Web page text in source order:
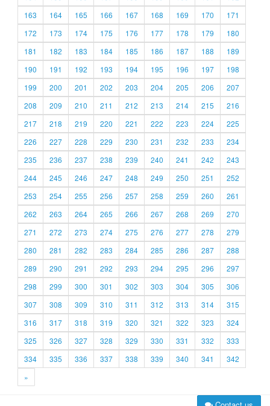
163
164 165 166 167 168 169 170
171
172
173 174 175 176 177 178 179
180
181
182 183 184 185 186 187 188
189
190
191 192 193 194 195 196 197
198
199
200 201 202 203 204 205 206
207
208
209 210 211 212 213 214 215
216
217
218 219 220 221 222 223 224
225
226
227 228 229 230 231 232 233
234
235
236 237 238 239 240 241 242
243
244
245 246 247 248 249 250 251
252
253
254 255 256 257 258 259 260
261
262
263 264 265 266 267 268 269
270
271
272 273 274 275 276 277 278
279
280
281 282 283 284 285 286 287
288
289
290 291 292 293 294 295 296
297
298
299 300 301 302 303 304 305
306
307
308 309 310 311 312 313 314
315
316
317 318 319 320 321 322 323
324
325
326 327 328 329 330 331 332
333
334
335 336 337 338 339 340 341
342
»